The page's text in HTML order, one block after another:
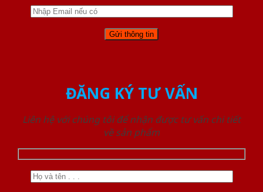
ĐĂNG KÝ TƯ VẤN
Liên hệ với chúng tôi để nhận được tư vấn chi tiết
về sản phẩm